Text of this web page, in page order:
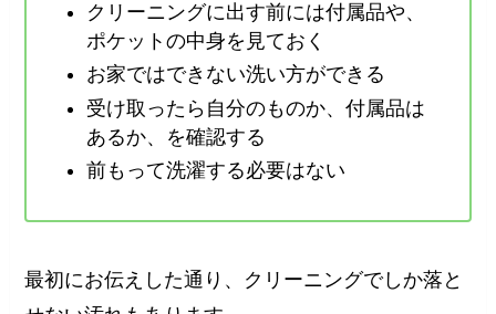
クリーニングに出す前には付属品や、
ポケットの中身を見ておく
お家ではできない洗い方ができる
受け取ったら自分のものか、付属品は
あるか、を確認する
前もって洗濯する必要はない
最初にお伝えした通り、クリーニングでしか落と